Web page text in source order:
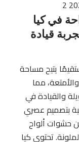
في كيا
وتجربة قيادة
يتيح مساحة
مما
والقيادة في
بتصميم عصري
حشوات ألواح
تحتوي كيا